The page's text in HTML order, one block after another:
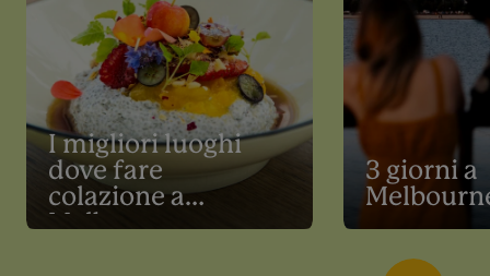
I migliori luoghi
dove fare
colazione a
Melbourne
3 giorni a